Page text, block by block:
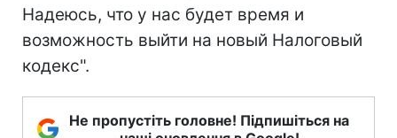
Надеюсь, что у нас будет время и
возможность выйти на новый Налоговый
кодекс".
Не пропустіть головне! Підпишіться на